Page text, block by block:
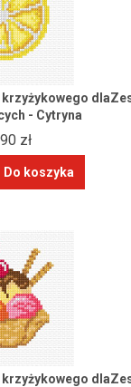
dla
- Cytryna
zł
dla